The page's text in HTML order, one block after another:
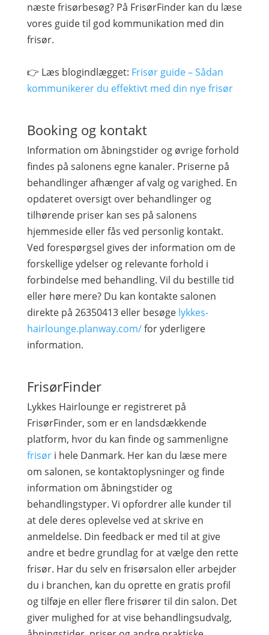
næste frisørbesøg? På FrisørFinder kan du læse
vores guide til god kommunikation med din
frisør.
👉 Læs blogindlægget: Frisør guide – Sådan
kommunikerer du effektivt med din nye frisør
Booking og kontakt
Information om åbningstider og øvrige forhold
findes på salonens egne kanaler. Priserne på
behandlinger afhænger af valg og varighed. En
opdateret oversigt over behandlinger og
tilhørende priser kan ses på salonens
hjemmeside eller fås ved personlig kontakt.
Ved forespørgsel gives der information om de
forskellige ydelser og relevante forhold i
forbindelse med behandling. Vil du bestille tid
eller høre mere? Du kan kontakte salonen
direkte på 26350413 eller besøge lykkes-
hairlounge.planway.com/for yderligere
information.
FrisørFinder
Lykkes Hairlounge er registreret på
FrisørFinder, som er en landsdækkende
platform, hvor du kan finde og sammenligne
frisøri hele Danmark. Her kan du læse mere
om salonen, se kontaktoplysninger og finde
information om åbningstider og
behandlingstyper. Vi opfordrer alle kunder til
at dele deres oplevelse ved at skrive en
anmeldelse. Din feedback er med til at give
andre et bedre grundlag for at vælge den rette
frisør. Har du selv en frisørsalon eller arbejder
du i branchen, kan du oprette en gratis profil
og tilføje en eller flere frisører til din salon. Det
giver mulighed for at vise behandlingsudvalg,